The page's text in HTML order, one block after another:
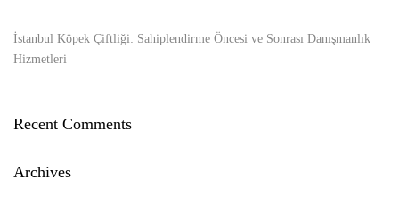
İstanbul Köpek Çiftliği: Sahiplendirme Öncesi ve Sonrası Danışmanlık
Hizmetleri
Recent Comments
Archives